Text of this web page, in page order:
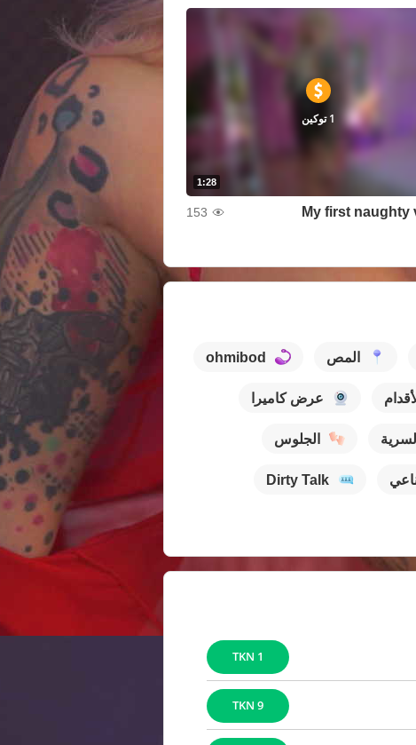
1:28
1 توكين
My first naughty
153
المص ohmibod
عرض كاميرا
الجلوس
Dirty Talk
1 TKN
9 TKN